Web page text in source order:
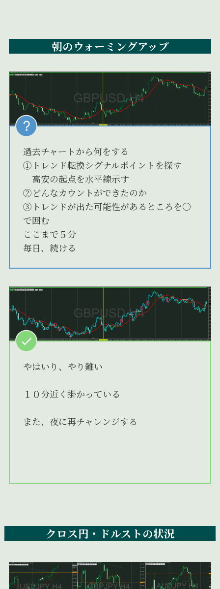
朝のウォーミングアップ
過去チャートから何をする
①トレンド転換シグナルポイントを探す
高安の起点を水平線示す
②どんなカウントができたのか
③トレンドが出た可能性があるところを〇
で囲む
ここまで５分
毎日、続ける
やはいり、やり難い
１０分近く掛かっている
また、夜に再チャレンジする
クロス円・ドルストの状況